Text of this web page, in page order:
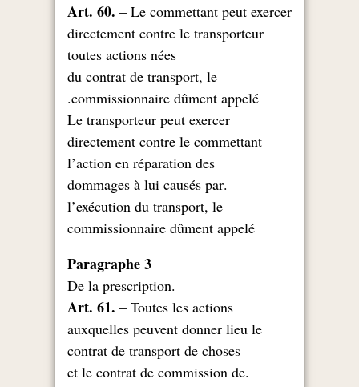
Art. 60. – Le commettant peut exercer
directement contre le transporteur
toutes actions nées
du contrat de transport, le
commissionnaire dûment appelé.
Le transporteur peut exercer
directement contre le commettant
l’action en réparation des
.dommages à lui causés par
l’exécution du transport, le
commissionnaire dûment appelé
Paragraphe 3
.De la prescription
Art. 61. – Toutes les actions
auxquelles peuvent donner lieu le
contrat de transport de choses
.et le contrat de commission de